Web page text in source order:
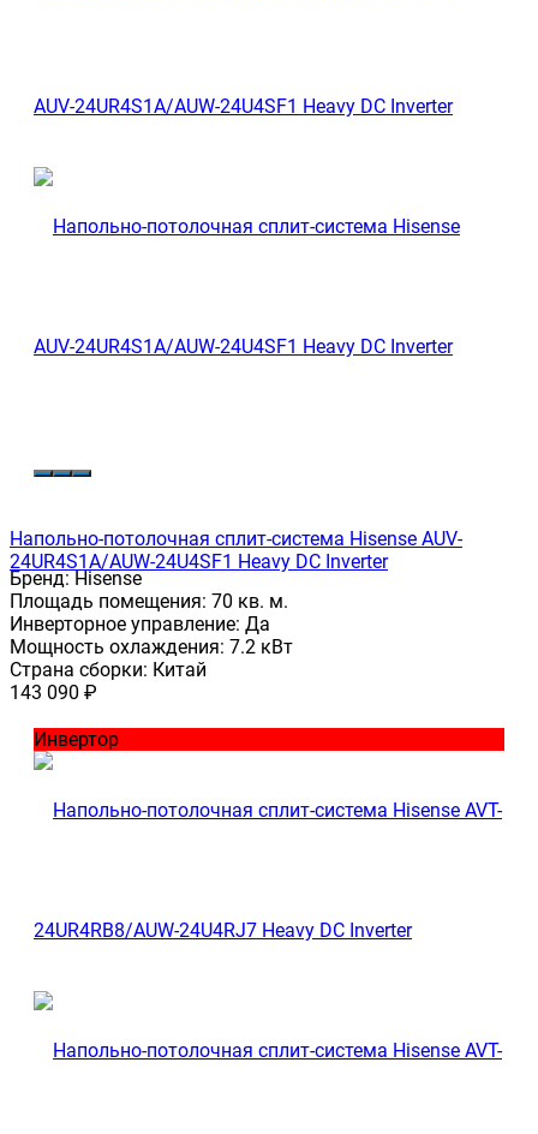
Напольно-потолочная сплит-система Hisense AUV-
24UR4S1A/AUW-24U4SF1 Heavy DC Inverter
Бренд:Hisense
Площадь помещения: 70 кв. м.
Инверторное управление: Да
Мощность охлаждения: 7.2 кВт
Страна сборки: Китай
143 090 ₽
Инвертор